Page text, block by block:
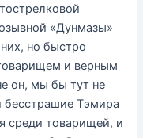
«Дунмазы»
но быстро
и верным
он, мы бы тут не
бесстрашие Тэмира
среди товарищей, и